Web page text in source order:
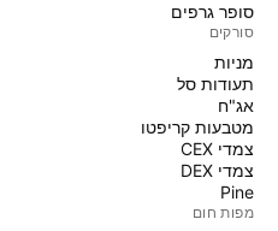
סופר גרפים
סורקים
מניות‏
תעודות סל
אג"ח
מטבעות קריפטו
צמדי CEX
צמדי DEX
Pine
מפות חום